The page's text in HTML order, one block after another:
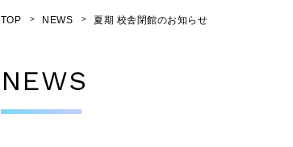
TOP NEWS 夏期 校舎閉館のお知らせ
NEWS